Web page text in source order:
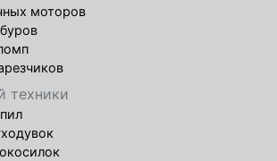
моторов
техники